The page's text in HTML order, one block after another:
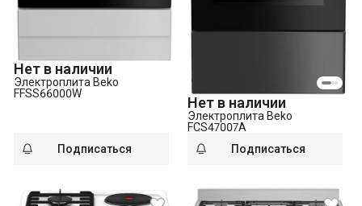
Нет в наличии
Электроплита Beko
FFSS66000W
Подписаться
Нет в наличии
Электроплита Beko
FCS47007A
Подписаться